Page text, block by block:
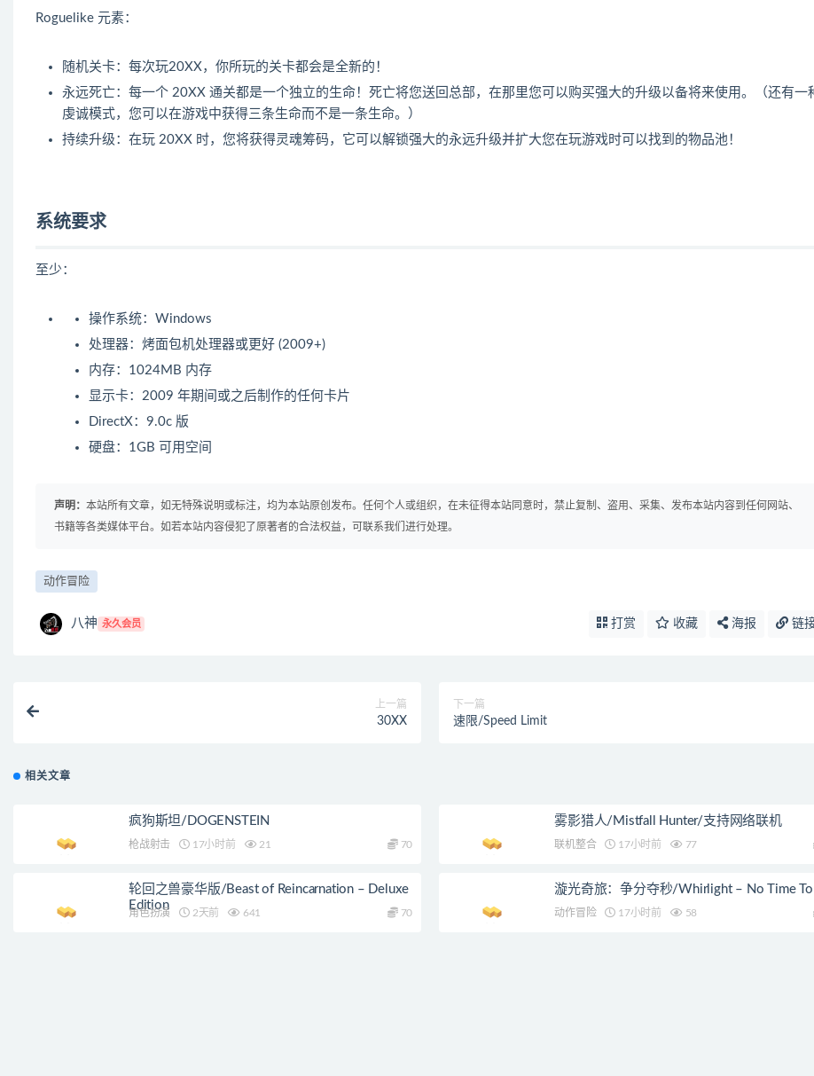
Roguelike 元素：
随机关卡：每次玩20XX，你所玩的关卡都会是全新的！
永远死亡：每一个 20XX 通关都是一个独立的生命！死亡将您送回总部，在那里您可以购买强大的升级以备将来使用。（还有一
虔诚模式，您可以在游戏中获得三条生命而不是一条生命。）
持续升级：在玩 20XX 时，您将获得灵魂筹码，它可以解锁强大的永远升级并扩大您在玩游戏时可以找到的物品池！
系统要求
至少：
操作系统：Windows
处理器：烤面包机处理器或更好 (2009+)
内存：1024MB 内存
显示卡：2009 年期间或之后制作的任何卡片
DirectX：9.0c 版
硬盘：1GB 可用空间
声明： 本站所有文章，如无特殊说明或标注，均为本站原创发布。任何个人或组织，在未征得本站同意时，禁止复制、盗用、采集、发布本站内容到任何网站、
书籍等各类媒体平台。如若本站内容侵犯了原著者的合法权益，可联系我们进行处理。
动作冒险
八神 永久会员 打赏 收藏 海报 链
上一篇
30XX
下一篇
速限/Speed Limit
相关文章
疯狗斯坦/DOGENSTEIN
枪战射击 17小时前 21 70
雾影猎人/Mistfall Hunter/支持网络联机
联机整合 17小时前 77
轮回之兽豪华版/Beast of Reincarnation – Deluxe
Edition
角色扮演 2天前 641 70
漩光奇旅：争分夺秒/Whirlight – No Time To
动作冒险 17小时前 58